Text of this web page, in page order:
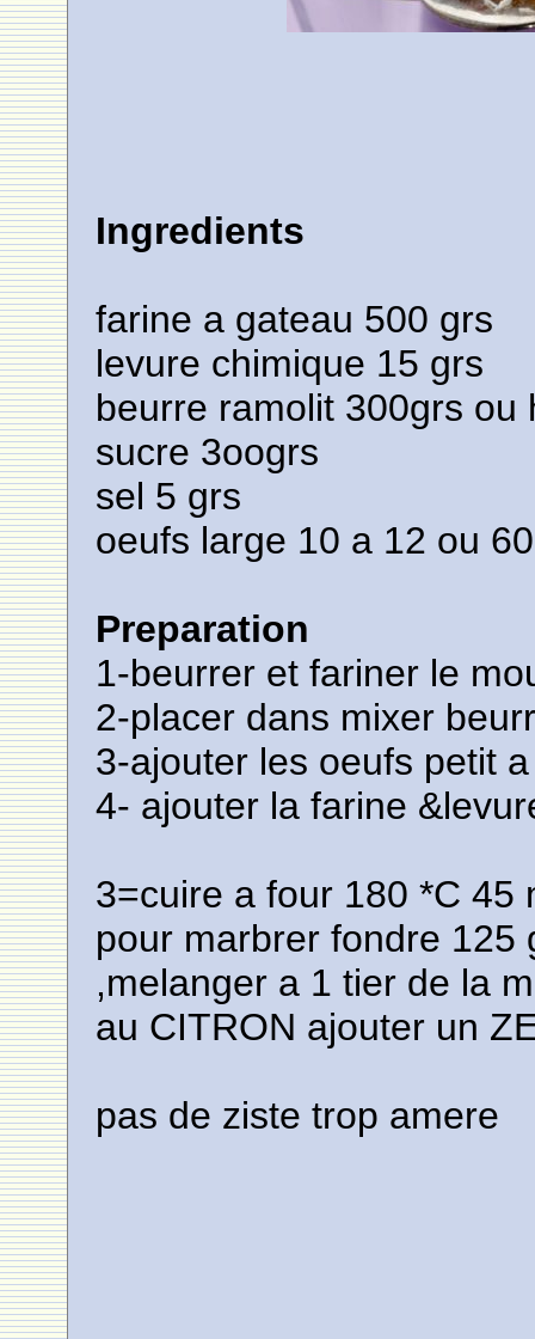
Ingredients
farine a gateau 500 grs
levure chimique 15 grs
beurre ramolit 300grs ou
sucre 3oogrs
sel 5 grs
oeufs large 10 a 12 ou
Preparation
1-beurrer et fariner le
2-placer dans mixer
3-ajouter les oeufs petit
4- ajouter la farine
3=cuire a four 180 *C 45
pour marbrer fondre 125
,melanger a 1 tier de la
au CITRON ajouter un
pas de ziste trop amere